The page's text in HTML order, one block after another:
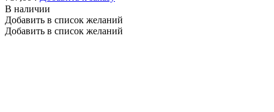
В наличии
Добавить в список желаний
Добавить в список желаний